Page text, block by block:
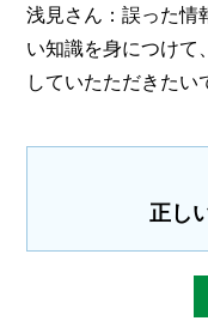
浅見さん：誤った情
い知識を身につけて
していたただきたい
正し